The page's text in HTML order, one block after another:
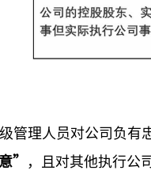
管理人员对公司负
”
，且对其他执行公